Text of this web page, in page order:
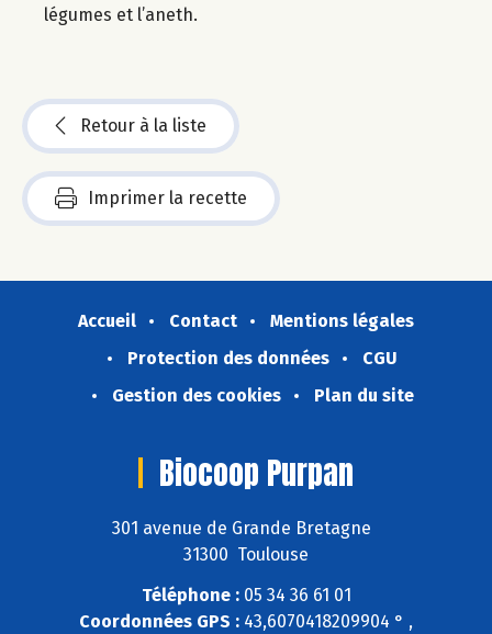
légumes et l’aneth.
Retour à la liste
Imprimer la recette
Accueil Contact
Mentions légales
Protection des données
CGU
Gestion des cookies
Plan du site
Biocoop Purpan
301 avenue de Grande Bretagne
31300 Toulouse
Téléphone :05 34 36 61 01
Coordonnées GPS : 43,6070418209904 ° ,